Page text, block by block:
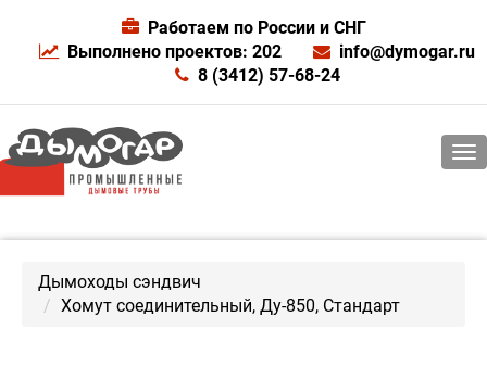
Работаем по России и СНГ
Выполнено проектов: 202
info@dymogar.ru
8 (3412) 57-68-24
Дымоходы сэндвич
Хомут соединительный, Ду-850, Стандарт